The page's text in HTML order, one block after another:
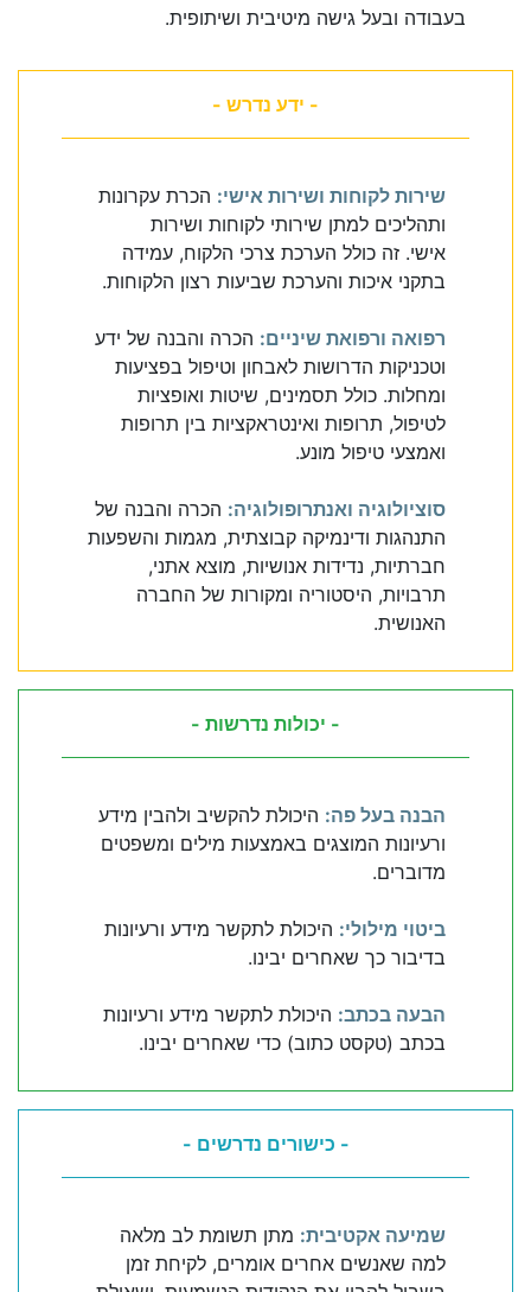
בעבודה ובעל גישה מיטיבית ושיתופית.
- ידע נדרש -
שירות לקוחות ושירות אישי: הכרת עקרונות
ותהליכים למתן שירותי לקוחות ושירות
אישי. זה כולל הערכת צרכי הלקוח, עמידה
בתקני איכות והערכת שביעות רצון הלקוחות.
רפואה ורפואת שיניים: הכרה והבנה של ידע
וטכניקות הדרושות לאבחון וטיפול בפציעות
ומחלות. כולל תסמינים, שיטות ואופציות
לטיפול, תרופות ואינטראקציות בין תרופות
ואמצעי טיפול מונע.
סוציולוגיה ואנתרופולוגיה: הכרה והבנה של
התנהגות ודינמיקה קבוצתית, מגמות והשפעות
חברתיות, נדידות אנושיות, מוצא אתני,
תרבויות, היסטוריה ומקורות של החברה
האנושית.
- יכולות נדרשות -
הבנה בעל פה: היכולת להקשיב ולהבין מידע
ורעיונות המוצגים באמצעות מילים ומשפטים
מדוברים.
ביטוי מילולי: היכולת לתקשר מידע ורעיונות
בדיבור כך שאחרים יבינו.
הבעה בכתב: היכולת לתקשר מידע ורעיונות
בכתב (טקסט כתוב) כדי שאחרים יבינו.
- כישורים נדרשים -
שמיעה אקטיבית: מתן תשומת לב מלאה
למה שאנשים אחרים אומרים, לקיחת זמן